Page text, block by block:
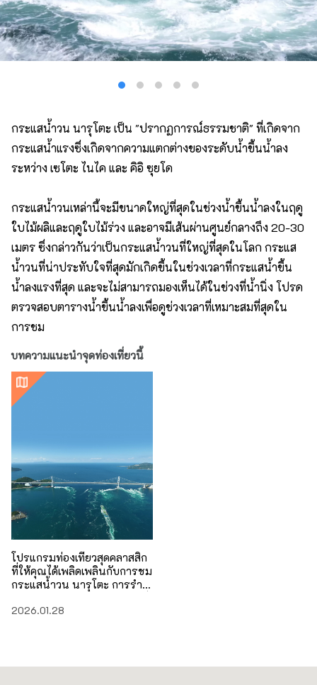
กระแสน้ำวน นารุโตะ เป็น "ปรากฏการณ์ธรรมชาติ" ที่เกิดจาก
กระแสน้ำแรงซึ่งเกิดจากความแตกต่างของระดับน้ำขึ้นน้ำลง
ระหว่าง เซโตะ ไนไค และ คิอิ ซุยโด
กระแสน้ำวนเหล่านี้จะมีขนาดใหญ่ที่สุดในช่วงน้ำขึ้นน้ำลงในฤดู
ใบไม้ผลิและฤดูใบไม้ร่วง และอาจมีเส้นผ่านศูนย์กลางถึง 20-30
เมตร ซึ่งกล่าวกันว่าเป็นกระแสน้ำวนที่ใหญ่ที่สุดในโลก กระแส
น้ำวนที่น่าประทับใจที่สุดมักเกิดขึ้นในช่วงเวลาที่กระแสน้ำขึ้น
น้ำลงแรงที่สุด และจะไม่สามารถมองเห็นได้ในช่วงที่น้ำนิ่ง โปรด
ตรวจสอบตารางน้ำขึ้นน้ำลงเพื่อดูช่วงเวลาที่เหมาะสมที่สุดใน
การชม
บทความแนะนำจุดท่องเที่ยวนี้
โปรแกรมท่องเที่ยวสุดคลาสสิก
ที่ให้คุณได้เพลิดเพลินกับการชม
กระแสน้ำวน นารุโตะ การรำ
การแสวงบุญ
2026.01.28